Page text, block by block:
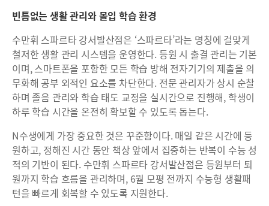
빈틈없는 생활 관리와 몰입 학습 환경
수만휘 스파르타 강서발산점은 ‘스파르타’라는 명칭에 걸맞게
철저한 생활 관리 시스템을 운영한다. 등원 시 출결 관리는 기본
이며, 스마트폰을 포함한 모든 학습 방해 전자기기의 제출을 의
무화해 공부 외적인 요소를 차단한다. 전문 관리자가 상시 순찰
하며 졸음 관리와 학습 태도 교정을 실시간으로 진행해, 학생이
하루 학습 시간을 온전히 확보할 수 있도록 돕는다.
N수생에게 가장 중요한 것은 꾸준함이다. 매일 같은 시간에 등
원하고, 정해진 시간 동안 책상 앞에서 집중하는 반복이 수능 성
적의 기반이 된다. 수만휘 스파르타 강서발산점은 등원부터 퇴
원까지 학습 흐름을 관리하며, 6월 모평 전까지 수능형 생활패
턴을 빠르게 회복할 수 있도록 지원한다.